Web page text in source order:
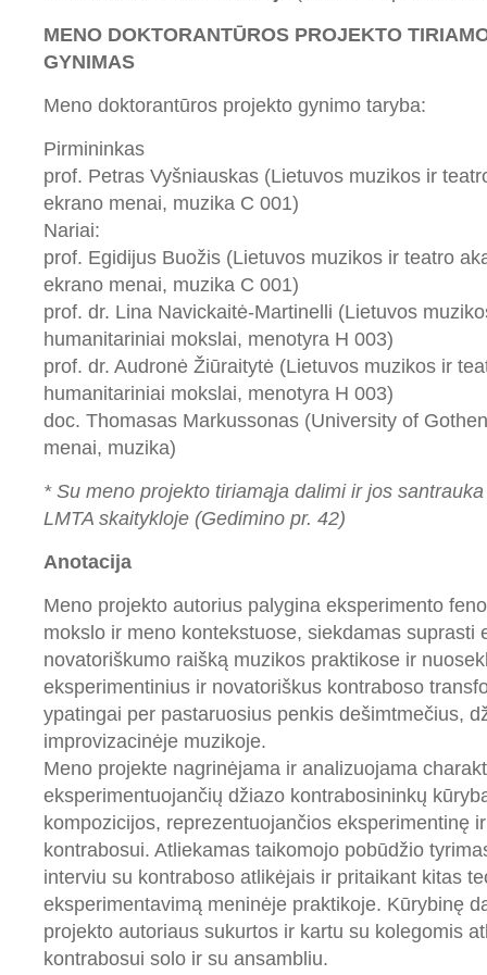
MENO DOKTORANTŪROS PROJEKTO
GYNIMAS
Meno doktorantūros projekto gynimo taryba:
Pirmininkas
prof. Petras Vyšniauskas (Lietuvos muzikos ir
ekrano menai, muzika C 001)
Nariai:
prof. Egidijus Buožis (Lietuvos muzikos ir teatro
ekrano menai, muzika C 001)
prof. dr. Lina Navickaitė-Martinelli (Lietuvos
humanitariniai mokslai, menotyra H 003)
prof. dr. Audronė Žiūraitytė (Lietuvos muzikos ir
humanitariniai mokslai, menotyra H 003)
doc. Thomasas Markussonas (University of
menai, muzika)
* Su meno projekto tiriamąja dalimi ir jos
LMTA skaitykloje (Gedimino pr. 42)
Anotacija
Meno projekto autorius palygina eksperimento
mokslo ir meno kontekstuose, siekdamas suprasti
novatoriškumo raišką muzikos praktikose ir
eksperimentinius ir novatoriškus kontraboso
ypatingai per pastaruosius penkis dešimtmečius,
improvizacinėje muzikoje.
Meno projekte nagrinėjama ir analizuojama
eksperimentuojančių džiazo kontrabosininkų
kompozicijos, reprezentuojančios eksperimentinę
kontrabosui. Atliekamas taikomojo pobūdžio
interviu su kontraboso atlikėjais ir pritaikant kitas
eksperimentavimą meninėje praktikoje. Kūrybinę
projekto autoriaus sukurtos ir kartu su kolegomis
kontrabosui solo ir su ansambliu.